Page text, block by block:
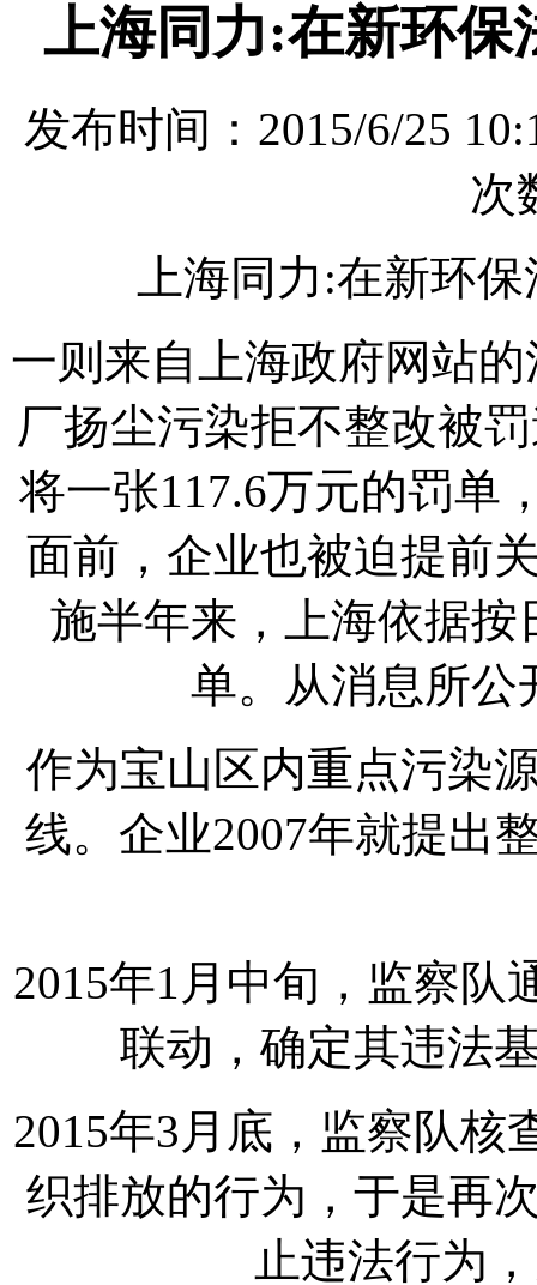
上海同力:在新环保
发布时间：2015/6/25
次
上海同力:在新环
一则来自上海政府网站
厂扬尘污染拒不整改被
将一张117.6万元的罚单
面前，企业也被迫提前
施半年来，上海依据
单。从消息所公
作为宝山区内重点污染
线。企业2007年就提出
2015年1月中旬，监察队
联动，确定其违法
2015年3月底，监察队核
织排放的行为，于是再
止违法行为